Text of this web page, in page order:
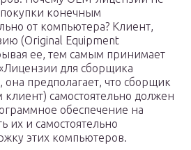
конечным
от компьютера? Клиент,
(Original Equipment
ее, тем самым принимает
для сборщика
она предполагает, что сборщик
клиент) самостоятельно должен
обеспечение на
их и самостоятельно
этих компьютеров.